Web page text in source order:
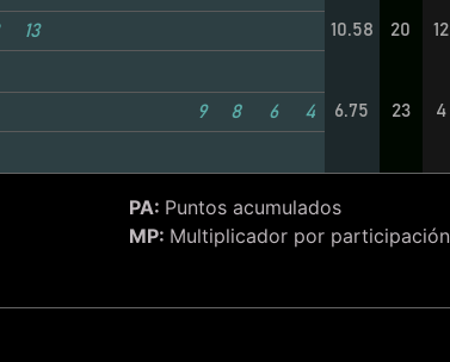
13 10.58 20 12
9 8 6 4 6.75 23 4
PA: Puntos acumulados
MP: Multiplicador por participación